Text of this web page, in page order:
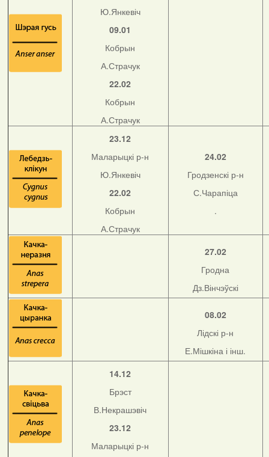
Ю.Янкевіч
09.01
Кобрын
А.Страчук
22.02
Кобрын
А.Страчук
23.12
Маларыцкі р-н
Ю.Янкевіч
22.02
Кобрын
А.Страчук
24.02
Гродзенскі р-н
С.Чарапіца
.
27.02
Гродна
Дз.Вінчэўскі
08.02
Лідскі р-н
Е.Мішкіна і інш.
14.12
Брэст
В.Некрашэвіч
23.12
Маларыцкі р-н